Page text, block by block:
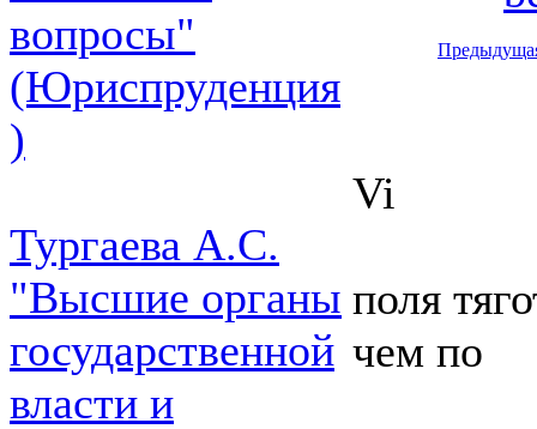
вопросы"
(Юриспруденция
)
Тургаева А.С.
"Высшие органы
государственной
власти и
Vi
поля
чем по